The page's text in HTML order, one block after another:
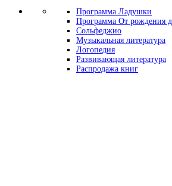
Программа Ладушки
Программа От рождения
Сольфеджио
Музыкальная литература
Логопедия
Развивающая литература
Распродажа книг